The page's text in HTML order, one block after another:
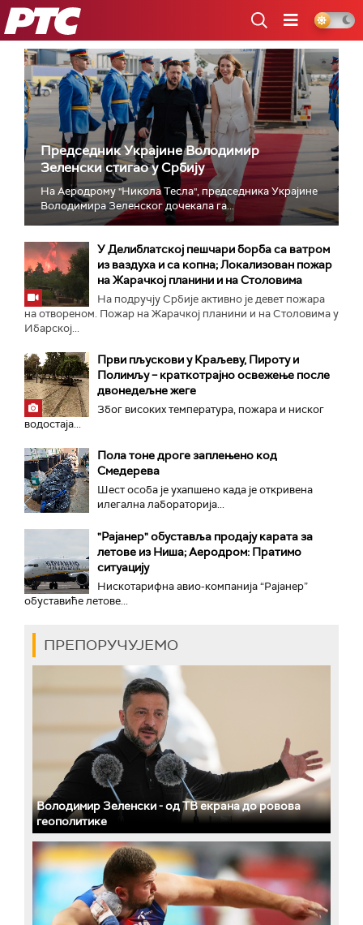
РТС
Председник Украјине Володимир
Зеленски стигао у Србију
На Аеродрому "Никола Тесла", председника Украјине
Володимира Зеленског дочекала га...
У Делиблатској пешчари борба са ватром
из ваздуха и са копна; Локализован пожар
на Жарачкој планини и на Столовима
На подручју Србије активно је девет пожара
на отвореном. Пожар на Жарачкој планини и на Столовима у
Ибарској...
Први пљускови у Краљеву, Пироту и
Полимљу – краткотрајно освежење после
двонедељне жеге
Због високих температура, пожара и ниског
водостаја...
Пола тоне дроге заплењено код
Смедерева
Шест особа је ухапшено када је откривена
илегална лабораторија...
"Рајанер" обуставља продају карата за
летове из Ниша; Аеродром: Пратимо
ситуацију
Нискотарифна авио-компанија “Рајанер”
обуставиће летове...
ПРЕПОРУЧУЈЕМО
Володимир Зеленски - од ТВ екрана до ровова
геополитике